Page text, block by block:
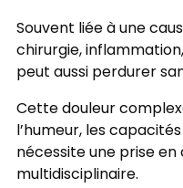
Souvent liée à une
chirurgie,
peut aussi perdurer
Cette douleur
l’humeur, les
nécessite une prise
multidisciplinaire.